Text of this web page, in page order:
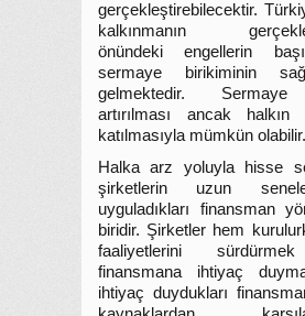
gerçekleştirebilecektir.
kalkınmanın
önündeki engellerin
sermaye birikiminin
gelmektedir. Sermaye
artırılması ancak
katılmasıyla mümkün olabilir.
Halka arz yoluyla hisse
şirketlerin uzun
uyguladıkları finansman
biridir. Şirketler hem
faaliyetlerini
finansmana ihtiyaç
ihtiyaç duydukları